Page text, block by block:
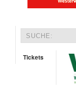
Tickets